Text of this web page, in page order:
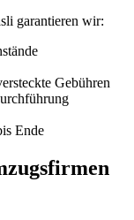
garantieren wir:
Gebühren
Ende